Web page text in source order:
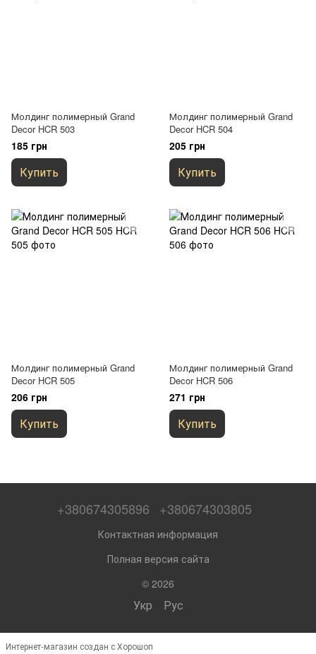
Молдинг полимерный Grand
Decor HCR 503
185 грн
Купить
Молдинг полимерный Grand
Decor HCR 504
205 грн
Купить
Молдинг полимерный Grand
Decor HCR 505
206 грн
Купить
Молдинг полимерный Grand
Decor HCR 506
271 грн
Купить
+380674305896 +380674303805
Контактная информация
Полная версия сайта
© 2026
Укр Рус
Интернет-магазин создан с Хорошоп